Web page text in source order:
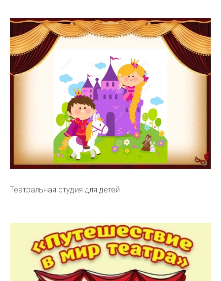
Театральная студия для детей